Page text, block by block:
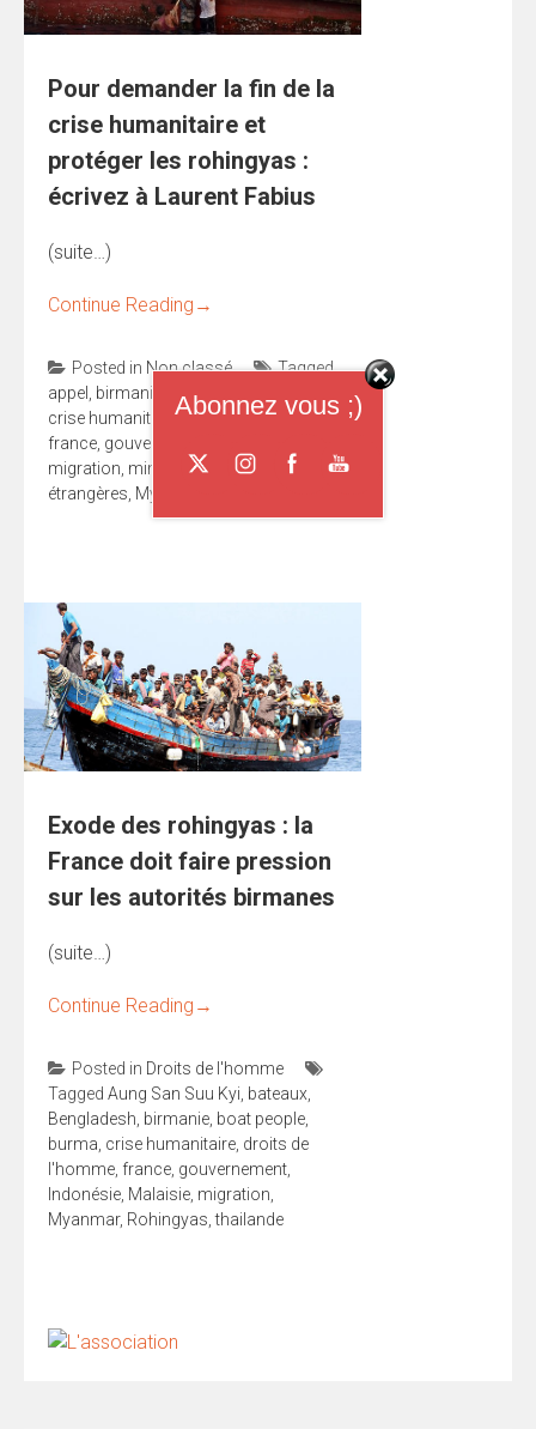
Pour demander la fin de la
crise humanitaire et
protéger les rohingyas :
écrivez à Laurent Fabius
(suite…)
Continue Reading →
Posted in Non classé
Tagged
appel
birmanie boat people
crise humanitaire, droits de l'homme,
france gouvernement
migration ministère des affaires
étrangères Myanmar
Exode des rohingyas : la
France doit faire pression
sur les autorités birmanes
(suite…)
Continue Reading →
Posted in Droits de l'homme
Tagged Aung San Suu Kyi bateaux
Bengladesh birmanie boat people
burma crise humanitaire droits de
l'homme france gouvernement
Indonésie Malaisie migration
Myanmar, Rohingyas ,thailande
Abonnez vous ;)